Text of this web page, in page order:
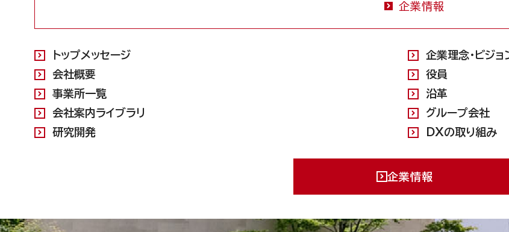
企業情報
トップメッセージ
企業理念・ビジョ
会社概要
役員
事業所一覧
沿革
会社案内ライブラリ
グループ会社
研究開発
DXの取り組み
企業情報